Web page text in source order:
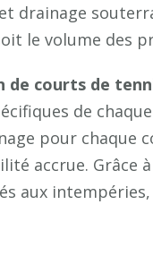
drainage
le volume des
de courts de
de
pour chaque
accrue. Grâce
aux